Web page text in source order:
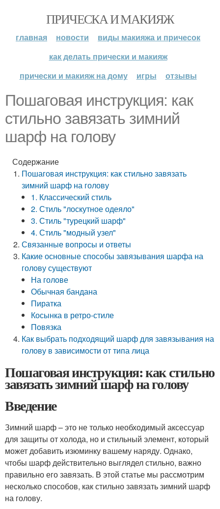
ПРИЧЕСКА И МАКИЯЖ
главная новости
виды макияжа и причесок
как делать прически и макияж
прически и макияж на дому
игры отзывы
Пошаговая инструкция: как
стильно завязать зимний
шарф на голову
Содержание
Пошаговая инструкция: как стильно завязать
зимний шарф на голову
1. Классический стиль
2. Стиль "лоскутное одеяло"
3. Стиль "турецкий шарф"
4. Стиль "модный узел"
Связанные вопросы и ответы
Какие основные способы завязывания шарфа на
голову существуют
На голове
Обычная бандана
Пиратка
Косынка в ретро-стиле
Повязка
Как выбрать подходящий шарф для завязывания на
голову в зависимости от типа лица
Пошаговая инструкция: как стильно
завязать зимний шарф на голову
Введение
Зимний шарф – это не только необходимый аксессуар
для защиты от холода, но и стильный элемент, который
может добавить изюминку вашему наряду. Однако,
чтобы шарф действительно выглядел стильно, важно
правильно его завязать. В этой статье мы рассмотрим
несколько способов, как стильно завязать зимний шарф
на голову.